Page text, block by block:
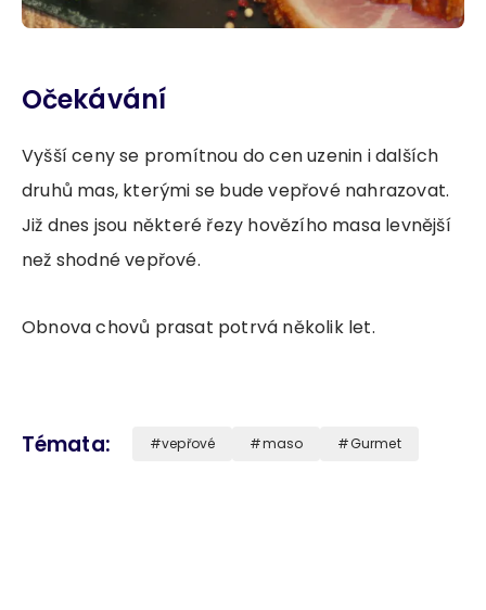
Očekávání
Vyšší ceny se promítnou do cen uzenin i dalších
druhů mas, kterými se bude vepřové nahrazovat.
Již dnes jsou některé řezy hovězího masa levnější
než shodné vepřové.
Obnova chovů prasat potrvá několik let.
Témata vepřové maso Gurmet